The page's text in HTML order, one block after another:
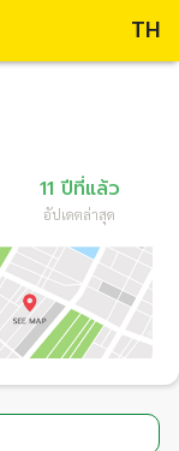
TH
11 ปีที่แล้ว
อัปเดตล่าสุด